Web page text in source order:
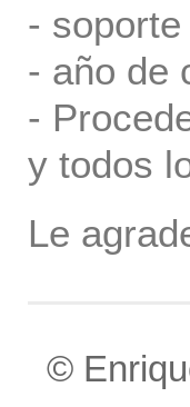
-
- año de
-
y todos
Le
©